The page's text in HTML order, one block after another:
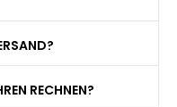
RECHNEN?